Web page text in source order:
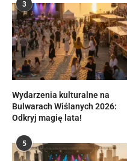
3
Wydarzenia kulturalne na
Bulwarach Wiślanych 2026:
Odkryj magię lata!
5